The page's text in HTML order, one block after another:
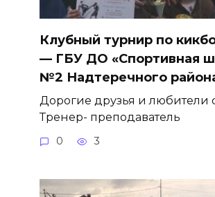
Клубный турнир по
— ГБУ ДО «Спортивная
№2 Надтеречного
Дорогие друзья и любители
Тренер- преподаватель
0 3